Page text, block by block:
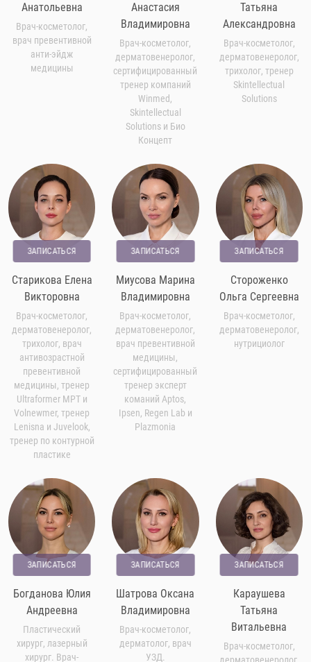
Анатольевна
Врач-косметолог,
врач превентивной
анти-эйдж
медицины
Анастасия
Владимировна
Врач-косметолог,
дерматовенеролог,
сертифицированный
тренер компаний
Winmed,
Skintellectual
Solutions и Био
Концепт
Татьяна
Александровна
Врач-косметолог,
дерматовенеролог,
трихолог, тренер
Skintellectual
Solutions
ЗАПИСАТЬСЯ
Старикова Елена
Викторовна
Врач-косметолог,
дерматовенеролог,
трихолог, врач
антивозрастной
превентивной
медицины, тренер
Ultraformer MPT и
Volnewmer, тренер
Lenisna и Juvelook,
тренер по контурной
пластике
ЗАПИСАТЬСЯ
Миусова Марина
Владимировна
Врач-косметолог,
дерматовенеролог,
врач превентивной
медицины,
сертифицированный
тренер эксперт
команий Aptos,
Ipsen, Regen Lab и
Plazmonia
ЗАПИСАТЬСЯ
Стороженко
Ольга Сергеевна
Врач-косметолог,
дерматовенеролог,
нутрициолог
ЗАПИСАТЬСЯ
Богданова Юлия
Андреевна
Пластический
хирург, лазерный
хирург. Врач-
ЗАПИСАТЬСЯ
Шатрова Оксана
Владимировна
Врач-косметолог,
дерматолог, врач
УЗД.
ЗАПИСАТЬСЯ
Караушева
Татьяна
Витальевна
Врач-косметолог,